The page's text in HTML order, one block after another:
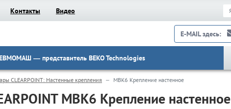
Контакты Видео
E-MAIL здесь:
— представитель BEKO Technologies
CLEARPOINT: Настенные крепления MBK6 Крепление настенное
MBK6 Крепление настенное